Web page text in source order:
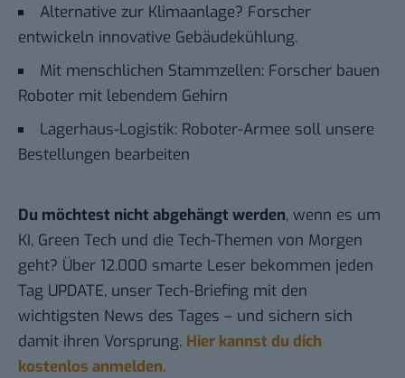
Alternative zur Klimaanlage? Forscher
entwickeln innovative Gebäudekühlung.
Mit menschlichen Stammzellen: Forscher bauen
Roboter mit lebendem Gehirn
Lagerhaus-Logistik: Roboter-Armee soll unsere
Bestellungen bearbeiten
Du möchtest nicht abgehängt werden, wenn es um
KI, Green Tech und die Tech-Themen von Morgen
geht? Über 12.000 smarte Leser bekommen jeden
Tag UPDATE, unser Tech-Briefing mit den
wichtigsten News des Tages – und sichern sich
damit ihren Vorsprung. Hier kannst du dich
kostenlos anmelden.